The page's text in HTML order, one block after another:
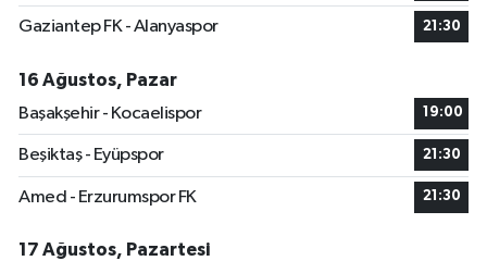
Gaziantep FK - Alanyaspor 21:30
16 Ağustos, Pazar
Başakşehir - Kocaelispor
19:00
Beşiktaş - Eyüpspor 21:30
Amed - Erzurumspor FK 21:30
17 Ağustos, Pazartesi